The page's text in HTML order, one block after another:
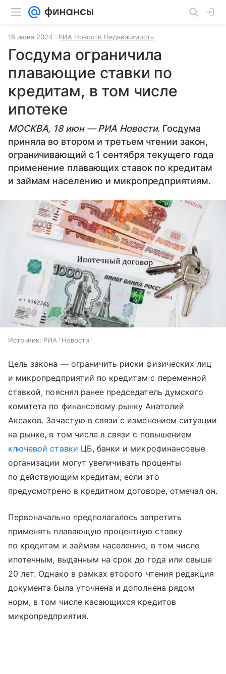
18 июня 2024 РИА Новости Недвижимость
Госдума ограничила
плавающие ставки по
кредитам, в том числе
ипотеке
МОСКВА, 18 июн — РИА Новости. Госдума
приняла во втором и третьем чтении закон,
ограничивающий с 1 сентября текущего года
применение плавающих ставок по кредитам
и займам населению и микропредприятиям.
Источник: РИА "Новости"
Цель закона — ограничить риски физических лиц
и микропредприятий по кредитам с переменной
ставкой, пояснял ранее председатель думского
комитета по финансовому рынку Анатолий
Аксаков. Зачастую в связи с изменением ситуации
на рынке, в том числе в связи с повышением
ключевой ставки ЦБ, банки и микрофинансовые
организации могут увеличивать проценты
по действующим кредитам, если это
предусмотрено в кредитном договоре, отмечал он.
Первоначально предполагалось запретить
применять плавающую процентную ставку
по кредитам и займам населению, в том числе
ипотечным, выданным на срок до года или свыше
20 лет. Однако в рамках второго чтения редакция
документа была уточнена и дополнена рядом
норм, в том числе касающихся кредитов
микропредприятия.